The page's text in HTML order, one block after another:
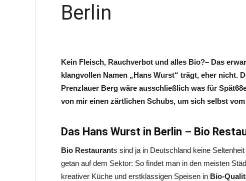
Berlin
Kein Fleisch, Rauchverbot und alles Bio?– Das
klangvollen Namen „Hans Wurst“ trägt, eher nicht.
Prenzlauer Berg wäre ausschließlich was für
von mir einen zärtlichen Schubs, um sich selbst
Das Hans Wurst in Berlin – Bio
Bio Restaurants sind ja in Deutschland keine
getan auf dem Sektor: So findet man in den meisten
kreativer Küche und erstklassigen Speisen in Bio-